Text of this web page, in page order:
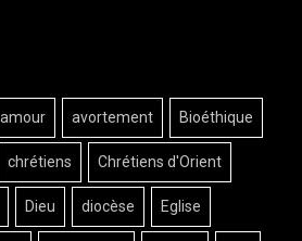
amour avortement Bioéthique
chrétiens Chrétiens d'Orient
Dieu diocèse Eglise